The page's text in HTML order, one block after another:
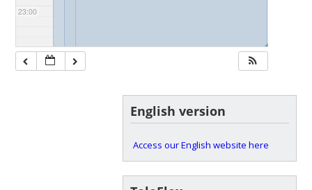
23:00
◢◢◢
English version
Access our English website here